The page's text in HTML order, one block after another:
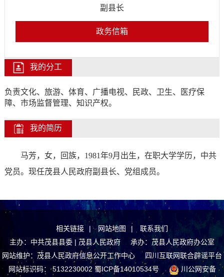
副县长
政务信箱
我的分工
负责文化、旅游、体育、广播电视、民政、卫生、医疗保
障、市场监督管理、知识产权。
我的简历
马芳，女， 回族， 1981年9月出生， 在职大学学历， 中共
党员。 现任茂县人民政府副县长、党组成员。
相关链接 | 网站地图 |
联系我们
主办：中共茂县县委 | 茂县人民政府 承办：茂县人民政府办公室
网站维护：茂县人民政府信息公开工作中心
四川互联网联合辟谣平台
网站标识码： 5132230002 蜀ICP备14010534号
川公网安备